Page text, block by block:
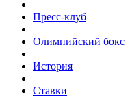
|
Пресс-клуб
|
Олимпийский бокс
|
История
|
Ставки